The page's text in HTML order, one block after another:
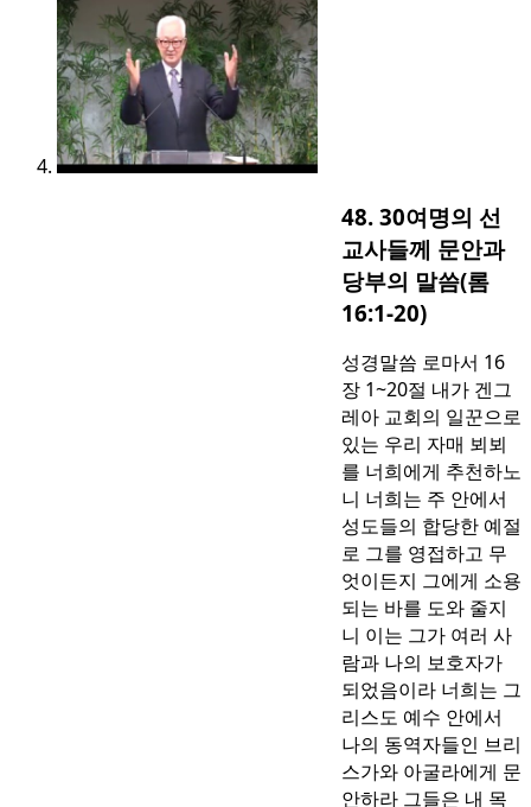
48. 30여명의 선
교사들께 문안과
당부의 말씀(롬
16:1-20)
성경말씀 로마서 16
장 1~20절 내가 겐그
레아 교회의 일꾼으로
있는 우리 자매 뵈뵈
를 너희에게 추천하노
니 너희는 주 안에서
성도들의 합당한 예절
로 그를 영접하고 무
엇이든지 그에게 소용
되는 바를 도와 줄지
니 이는 그가 여러 사
람과 나의 보호자가
되었음이라 너희는 그
리스도 예수 안에서
나의 동역자들인 브리
스가와 아굴라에게 문
안하라 그들은 내 목